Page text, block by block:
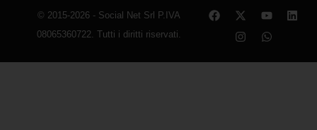
© 2015-2026 - Social Net Srl P.IVA
08065360722. Tutti i diritti riservati.